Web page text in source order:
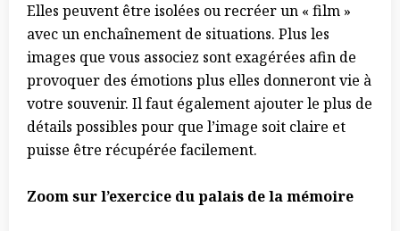
Elles peuvent être isolées ou recréer un « film »
avec un enchaînement de situations. Plus les
images que vous associez sont exagérées afin de
provoquer des émotions plus elles donneront vie à
votre souvenir. Il faut également ajouter le plus de
détails possibles pour que l’image soit claire et
puisse être récupérée facilement.
Zoom sur l’exercice du palais de la mémoire